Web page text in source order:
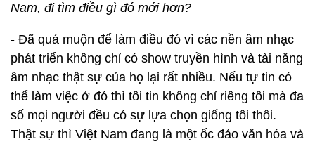
Nam, đi tìm điều gì đó mới hơn?
- Đã quá muộn để làm điều đó vì các nền âm nhạc
phát triển không chỉ có show truyền hình và tài năng
âm nhạc thật sự của họ lại rất nhiều. Nếu tự tin có
thể làm việc ở đó thì tôi tin không chỉ riêng tôi mà đa
số mọi người đều có sự lựa chọn giống tôi thôi.
Thật sự thì Việt Nam đang là một ốc đảo văn hóa và